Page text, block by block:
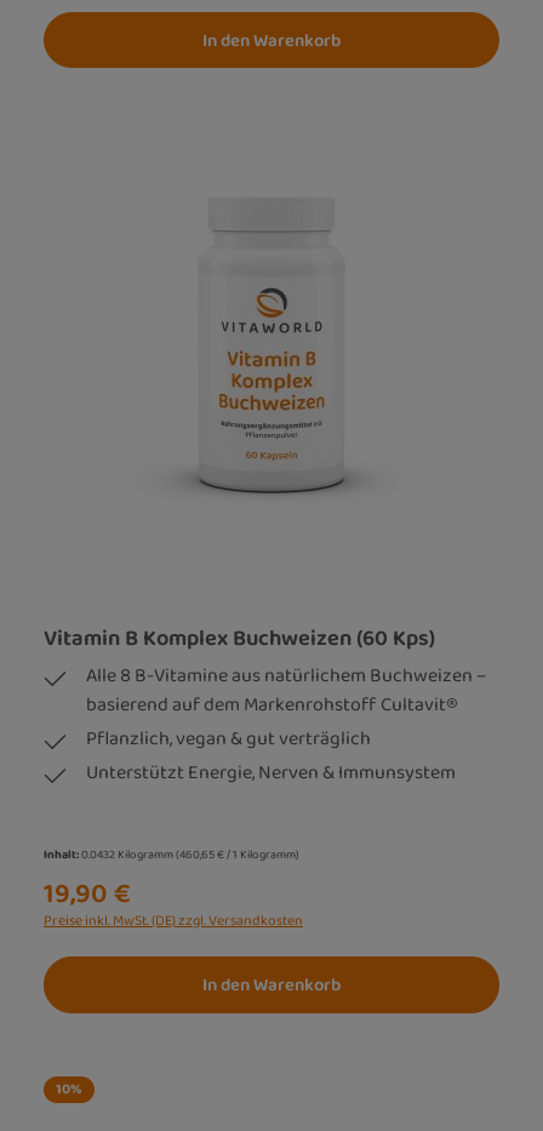
In den Warenkorb
Vitamin B Komplex Buchweizen (60 Kps)
Alle 8 B-Vitamine aus natürlichem Buchweizen –
basierend auf dem Markenrohstoff Cultavit®
Pflanzlich, vegan & gut verträglich
Unterstützt Energie, Nerven & Immunsystem
Inhalt:0.0432 Kilogramm(460,65 € / 1 Kilogramm)
19,90 €
Preise inkl. MwSt. (DE) zzgl. Versandkosten
In den Warenkorb
10%